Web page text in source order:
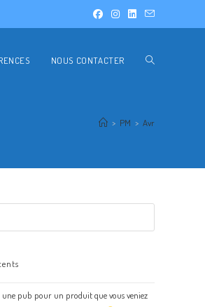
NOUS CONTACTER
> PM > Avr
une pub pour un produit que vous veniez